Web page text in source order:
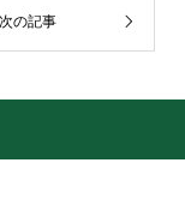
次の記事